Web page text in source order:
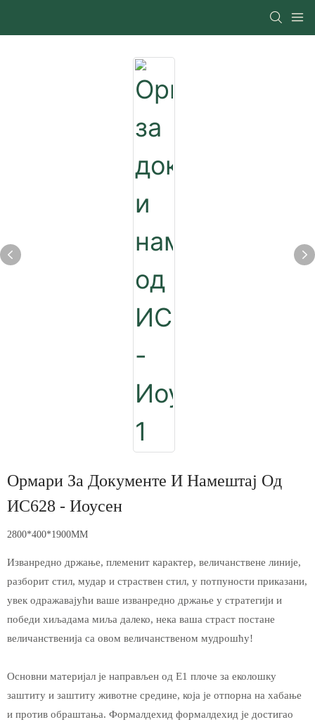
Ормари За Документе И Намештај Од
ИС628 - Иоусен
2800*400*1900MM
Изванредно држање, племенит карактер, величанствене линије,
разборит стил, мудар и страствен стил, у потпуности приказани,
увек одражавајући ваше изванредно држање у стратегији и
победи хиљадама миља далеко, нека ваша страст постане
величанственија са овом величанственом мудрошћу!
Основни материјал је направљен од Е1 плоче за еколошку
заштиту и заштиту животне средине, која је отпорна на хабање
и против обраштања. Формалдехид формалдехид је достигао